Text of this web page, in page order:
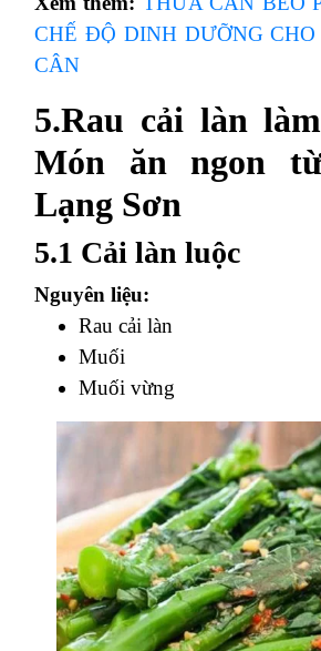
CHẾ ĐỘ DINH DƯỠNG
CÂN
5.Rau cải làn
Món ăn ngon
Lạng Sơn
5.1 Cải làn luộc
Nguyên liệu:
Rau cải làn
Muối
Muối vừng